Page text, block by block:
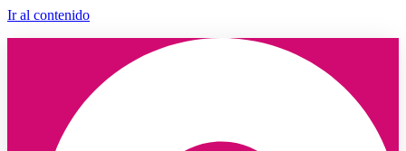
Ir al contenido